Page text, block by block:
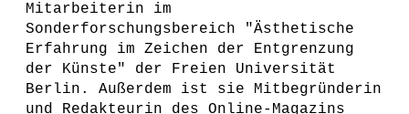
Mitarbeiterin im
Sonderforschungsbereich "Ästhetische
Erfahrung im Zeichen der Entgrenzung
der Künste" der Freien Universität
Berlin. Außerdem ist sie Mitbegründerin
und Redakteurin des Online-Magazins